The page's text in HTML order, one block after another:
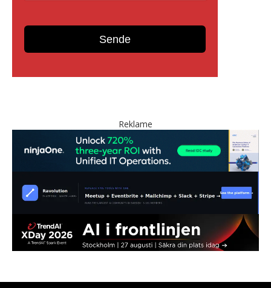
Reklame